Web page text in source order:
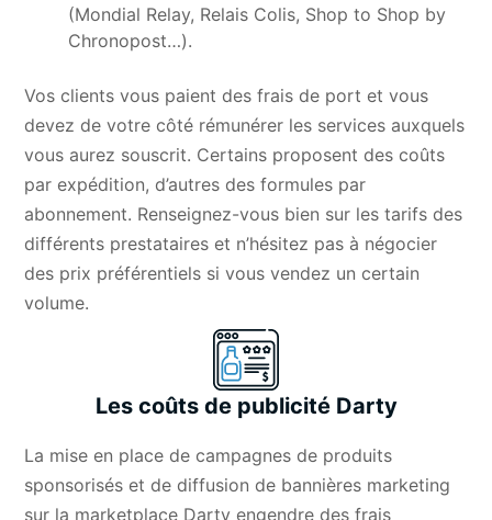
(Mondial Relay, Relais Colis, Shop to Shop by
Chronopost…).
Vos clients vous paient des frais de port et vous
devez de votre côté rémunérer les services auxquels
vous aurez souscrit. Certains proposent des coûts
par expédition, d’autres des formules par
abonnement. Renseignez-vous bien sur les tarifs des
différents prestataires et n’hésitez pas à négocier
des prix préférentiels si vous vendez un certain
volume.
Les coûts de publicité Darty
La mise en place de campagnes de produits
sponsorisés et de diffusion de bannières marketing
sur la marketplace Darty engendre des frais